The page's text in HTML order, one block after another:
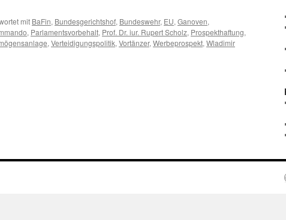
mit BaFin, Bundesgerichtshof, Bundeswehr, EU, Ganoven,
, Parlamentsvorbehalt, Prof. Dr. iur. Rupert Scholz, Prospekthaftung,
, Verteidigungspolitik, Vortänzer, Werbeprospekt, Wladimir